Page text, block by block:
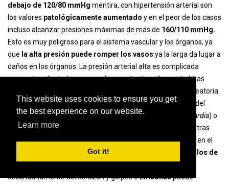
This website uses cookies to ensure you get
the best experience on our website.
Learn more
Got it!
debajo de 120/80 mmHg mentira, con hipertensión arterial son
los valores patológicamente aumentado y en el peor de los casos
incluso alcanzar presiones máximas de más de 160/110 mmHg.
Esto es muy peligroso para el sistema vascular y los órganos, ya
que la alta presión puede romper los vasos ya la larga da lugar a
daños en los órganos. La presión arterial alta es complicada
porque los afectados a menudo no notan la enfermedad. Las
altas presiones se notan luego a través de una medición aleatoria.
Todas las arritmias cardíacas son también enfermedades del
sistema cardiovascular.El corazón late muy lento Bradicardia) o
demasiado rapido
) o si se desfasa debido a otras
alteraciones del ritmo, esto puede tener efectos negativos en el
organismo. Con fibrilación auricular, por ejemplo, un
Coágulos de
secundariamente del corazón y golpes oEmboliaspuede